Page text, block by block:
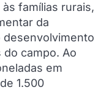
famílias rurais,
da
desenvolvimento
campo. Ao
em
1.500